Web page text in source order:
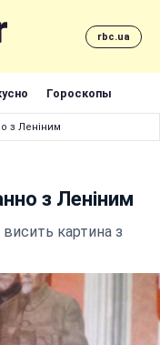
rbc.ua
Гороскопы
з Леніним
з Леніним
висить картина з